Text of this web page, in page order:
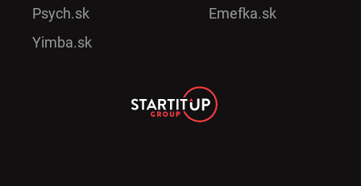
Psych.sk
Yimba.sk
Emefka.sk